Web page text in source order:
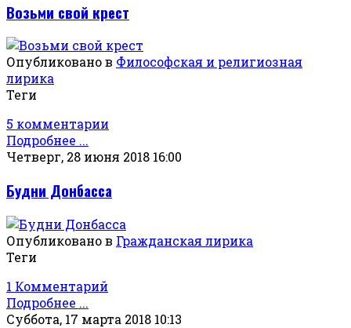
Возьми свой крест
Опубликовано в Философская и религиозная
лирика
Теги
5 комментарии
Подробнее ...
Четверг, 28 июня 2018 16:00
Будни Донбасса
Опубликовано в Гражданская лирика
Теги
1 Комментарий
Подробнее ...
Суббота, 17 марта 2018 10:13